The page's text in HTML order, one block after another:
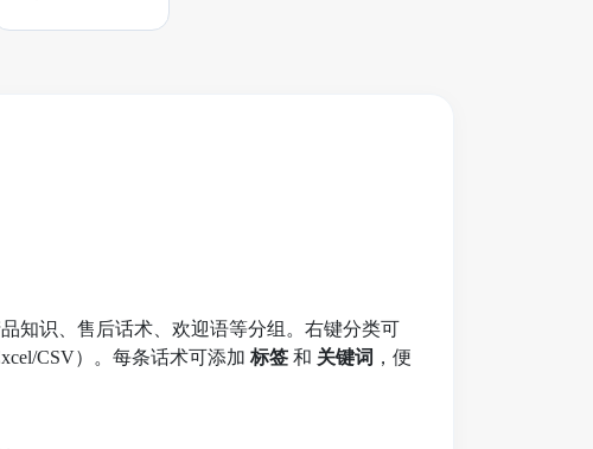
知识、售后话术、欢迎语等分组。右键分类可
CSV）。每条话术可添加 标签 和 关键词 ，便